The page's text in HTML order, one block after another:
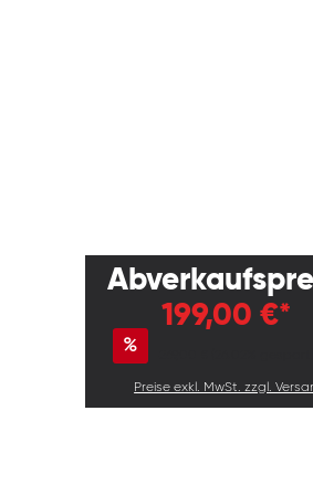
199,00 €*
%
Preise exkl. MwSt. zzgl.